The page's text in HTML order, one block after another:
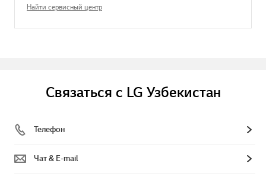
Найти сервисный центр
Связаться с LG Узбекистан
Телефон
Чат & E-mail